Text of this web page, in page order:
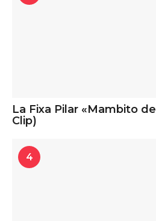
La Fixa Pilar «Mambito
Clip)
4